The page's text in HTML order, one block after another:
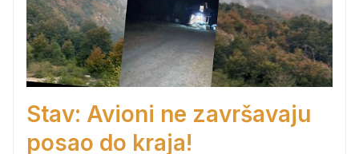
Stav: Avioni ne završavaju
posao do kraja!